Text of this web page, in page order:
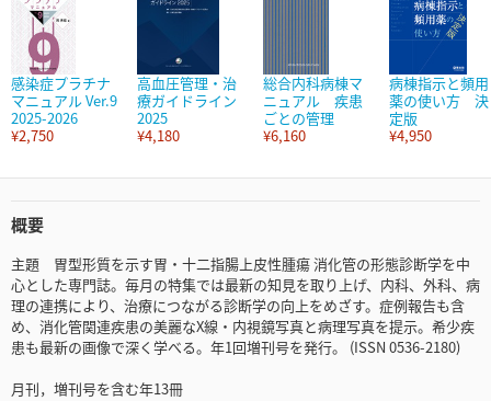
感染症プラチナ
マニュアル Ver.9
2025-2026
¥2,750
高血圧管理・治
療ガイドライン
2025
¥4,180
総合内科病棟マ
ニュアル 疾患
ごとの管理
¥6,160
病棟指示と頻用
薬の使い方 決
定版
¥4,950
概要
主題 胃型形質を示す胃・十二指腸上皮性腫瘍 消化管の形態診断学を中
心とした専門誌。毎月の特集では最新の知見を取り上げ、内科、外科、病
理の連携により、治療につながる診断学の向上をめざす。症例報告も含
め、消化管関連疾患の美麗なX線・内視鏡写真と病理写真を提示。希少疾
患も最新の画像で深く学べる。年1回増刊号を発行。 (ISSN 0536-2180)
月刊，増刊号を含む年13冊